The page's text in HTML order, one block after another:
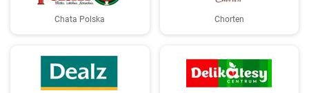
Chata Polska Chorten